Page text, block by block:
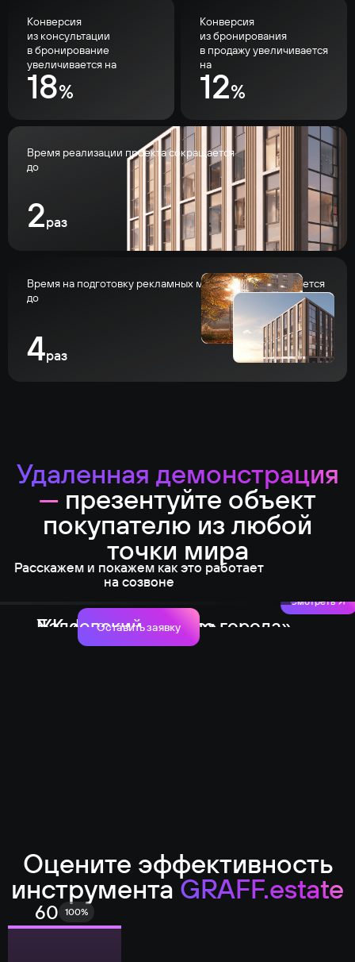
Конверсия
из консультации
в бронирование
увеличивается на
18%
Конверсия
из бронирования
в продажу увеличивается
на
12%
Время реализации проекта сокращается
до
2раз
Время на подготовку рекламных материалов сокращается
до
4раз
Удаленная демонстрация
— презентуйте объект
покупателю из любой
точки мира
Бадаевский
БК «Прокшино»
Смотреть
ЖК «Голос в сердце города»
Расскажем и покажем как это работает
на созвоне
Оставить заявку
Оцените эффективность
инструмента GRAFF.estate
60 100%